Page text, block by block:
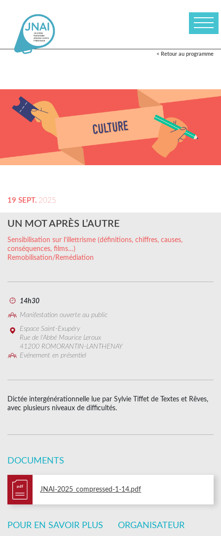
< Retour au programme
19 SEPT. 2025
UN MOT APRÈS L’AUTRE
Sensibilisation sur l’illettrisme (définitions, chiffres, causes,
conséquences, films…)
Remobilisation/Remédiation
14h30
Manifestation ouverte au public
Espace Saint-Exupéry
Rue de l'Abbé Maurice Leroux
41200 ROMORANTIN-LANTHENAY
Evénement en présentiel
Dictée intergénérationnelle lue par Sylvie Tiffet de Textes et Rêves,
avec plusieurs niveaux de difficultés.
DOCUMENTS
pdf JNAI-2025_compressed-1-14.pdf
POUR EN SAVOIR PLUS ORGANISATEUR